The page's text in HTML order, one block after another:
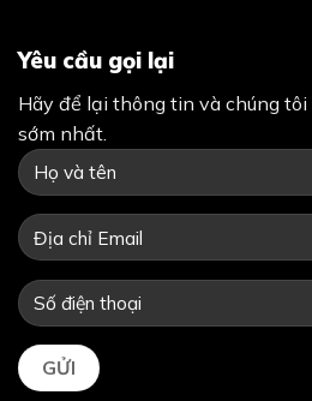
Yêu cầu gọi lại
Hãy để lại thông tin và chúng
sớm nhất.